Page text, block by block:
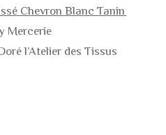
Chevron Blanc Tanin
Mercerie
l’Atelier des Tissus